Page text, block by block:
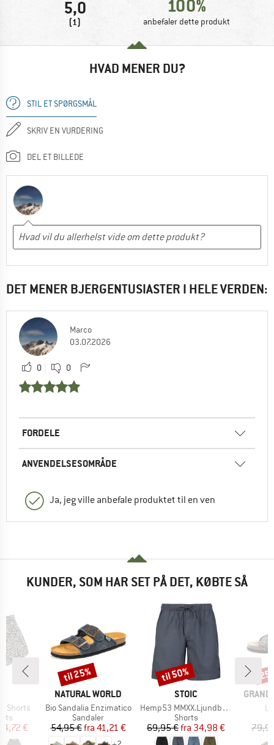
5,0
(1)
100%
anbefaler dette produkt
HVAD MENER DU?
STIL ET SPØRGSMÅL
SKRIV EN VURDERING
DEL ET BILLEDE
DET MENER BJERGENTUSIASTER I HELE VERDEN:
Marco
03.07.2026
0 0
FORDELE
ANVENDELSESOMRÅDE
Ja, jeg ville anbefale produktet til en ven
KUNDER, SOM HAR SET PÅ DET, KØBTE SÅ
Shorts
pris
€
MÆRKE
NATURAL WORLD
Artikel
Bio Sandalia Enzimatico
Produktgruppe
Sandaler
Pris
54,95 € Nedsat pris
fra 41,21 €
Rabat
til 25%
MÆRKE
STOIC
Artikel
Hemp53 MMXX.Ljundby Shorts
Produktgruppe
Shorts
Pris
69,95 € Nedsat pris
fra 34,98 €
Rabat
til 50%
MÆRKE